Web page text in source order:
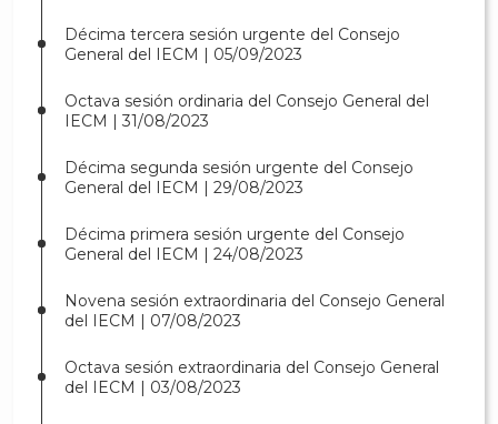
Décima tercera sesión urgente del Consejo
General del IECM | 05/09/2023
Octava sesión ordinaria del Consejo General del
IECM | 31/08/2023
Décima segunda sesión urgente del Consejo
General del IECM | 29/08/2023
Décima primera sesión urgente del Consejo
General del IECM | 24/08/2023
Novena sesión extraordinaria del Consejo General
del IECM | 07/08/2023
Octava sesión extraordinaria del Consejo General
del IECM | 03/08/2023